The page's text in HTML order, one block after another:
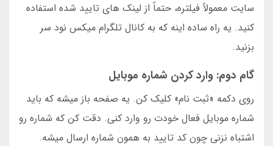
سایت معمولاً فیلتره، حتماً از لینک های تایید شده استفاده
کنید. یه راه ساده اینه که به کانال تلگرام میکس نود سر
بزنید.
گام دوم: وارد کردن شماره موبایل
روی دکمه «ثبت نام» کلیک کن. یه صفحه باز میشه که باید
شماره موبایل فعال خودت رو وارد کنی. دقت کن که شماره رو
اشتباه نزنی چون کد تایید به همون شماره ارسال میشه.